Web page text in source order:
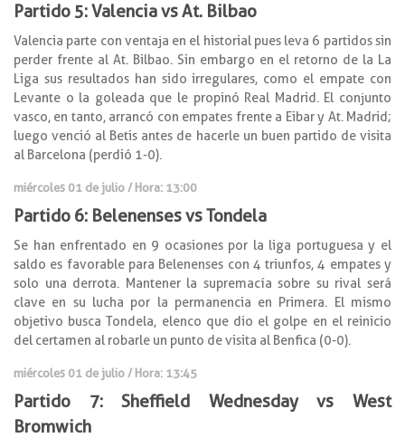
Partido 5: Valencia vs At. Bilbao
Valencia parte con ventaja en el historial pues leva 6 partidos sin
perder frente al At. Bilbao. Sin embargo en el retorno de la La
Liga sus resultados han sido irregulares, como el empate con
Levante o la goleada que le propinó Real Madrid. El conjunto
vasco, en tanto, arrancó con empates frente a Eibar y At. Madrid;
luego venció al Betis antes de hacerle un buen partido de visita
al Barcelona (perdió 1-0).
miércoles 01 de julio / Hora: 13:00
Partido 6: Belenenses vs Tondela
Se han enfrentado en 9 ocasiones por la liga portuguesa y el
saldo es favorable para Belenenses con 4 triunfos, 4 empates y
solo una derrota. Mantener la supremacía sobre su rival será
clave en su lucha por la permanencia en Primera. El mismo
objetivo busca Tondela, elenco que dio el golpe en el reinicio
del certamen al robarle un punto de visita al Benfica (0-0).
miércoles 01 de julio / Hora: 13:45
Partido 7: Sheffield Wednesday vs West
Bromwich